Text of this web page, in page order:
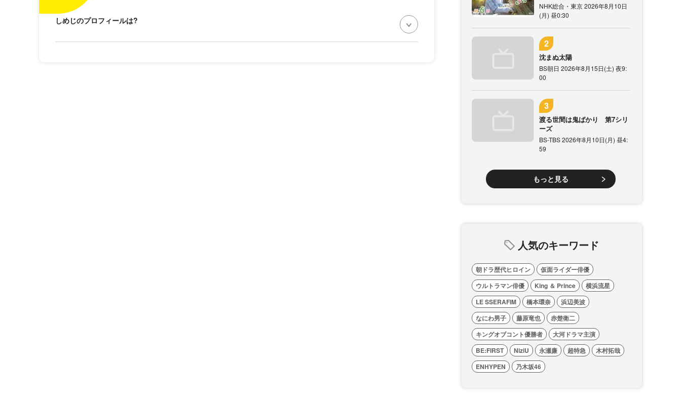
しめじのプロフィールは?
NHK総合・東京 2026年8月10日
(月) 昼0:30
沈まぬ太陽
BS朝日 2026年8月15日(土) 夜9:
00
渡る世間は鬼ばかり 第7シリ
ーズ
BS-TBS 2026年8月10日(月) 昼4:
59
もっと見る
人気のキーワード
朝ドラ歴代ヒロイン
仮面ライダー俳優
ウルトラマン俳優
King ＆ Prince
横浜流星
LE SSERAFIM
橋本環奈
浜辺美波
なにわ男子
藤原竜也
赤楚衛二
キングオブコント優勝者
大河ドラマ主演
BE:FIRST
NiziU 永瀬廉 超特急
木村拓哉
ENHYPEN
乃木坂46